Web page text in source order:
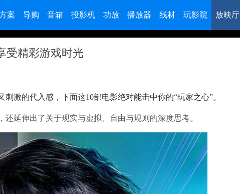
案 导购 音箱 投影机 功放 播放器 线材 玩影院 放映厅
受精彩游戏时光
激的代入感，下面这10部电影绝对能击中你的“玩家之心”。
延伸出了关于现实与虚拟、自由与规则的深度思考。